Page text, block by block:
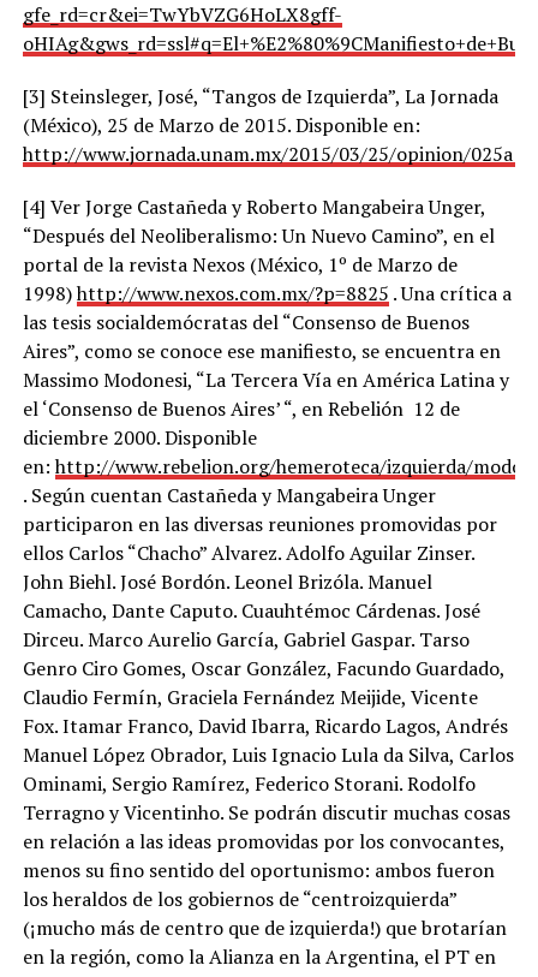
gfe_rd=cr&ei=TwYbVZG6HoLX8gff-
[3] Steinsleger, José, “Tangos de Izquierda”, La Jornada
(México), 25 de Marzo de 2015. Disponible en:
http://www.jornada.unam.mx/2015/03/25/opinion/
[4] Ver Jorge Castañeda y Roberto Mangabeira Unger,
“Después del Neoliberalismo: Un Nuevo Camino”, en el
portal de la revista Nexos (México, 1º de Marzo de
1998)http://www.nexos.com.mx/?p=8825 . Una crítica a
las tesis socialdemócratas del “Consenso de Buenos
Aires”, como se conoce ese manifiesto, se encuentra en
Massimo Modonesi, “La Tercera Vía en América Latina y
el ‘Consenso de Buenos Aires’ “, en Rebelión 12 de
diciembre 2000. Disponible
en:http://www.rebelion.org/hemeroteca/izquierda/
. Según cuentan Castañeda y Mangabeira Unger
participaron en las diversas reuniones promovidas por
ellos Carlos “Chacho” Alvarez. Adolfo Aguilar Zinser.
John Biehl. José Bordón. Leonel Brizóla. Manuel
Camacho, Dante Caputo. Cuauhtémoc Cárdenas. José
Dirceu. Marco Aurelio García, Gabriel Gaspar. Tarso
Genro Ciro Gomes, Oscar González, Facundo Guardado,
Claudio Fermín, Graciela Fernández Meijide, Vicente
Fox. Itamar Franco, David Ibarra, Ricardo Lagos, Andrés
Manuel López Obrador, Luis Ignacio Lula da Silva, Carlos
Ominami, Sergio Ramírez, Federico Storani. Rodolfo
Terragno y Vicentinho. Se podrán discutir muchas cosas
en relación a las ideas promovidas por los convocantes,
menos su fino sentido del oportunismo: ambos fueron
los heraldos de los gobiernos de “centroizquierda”
(¡mucho más de centro que de izquierda!) que brotarían
en la región, como la Alianza en la Argentina, el PT en